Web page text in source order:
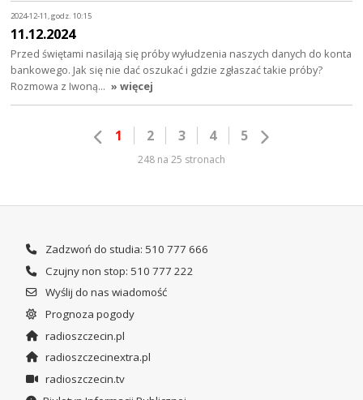
2024-12-11, godz. 10:15
11.12.2024
Przed świętami nasilają się próby wyłudzenia naszych danych do konta
bankowego. Jak się nie dać oszukać i gdzie zgłaszać takie próby?
Rozmowa z Iwoną… » więcej
1 2 3 4 5
248 na 25 stronach
Zadzwoń do studia: 510 777 666
Czujny non stop: 510 777 222
Wyślij do nas wiadomość
Prognoza pogody
radioszczecin.pl
radioszczecinextra.pl
radioszczecin.tv